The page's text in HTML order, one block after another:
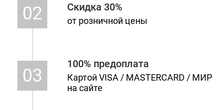
02 Скидка 30%
от розничной цены
03
100% предоплата
Картой VISA / MASTERCARD / МИР
на сайте